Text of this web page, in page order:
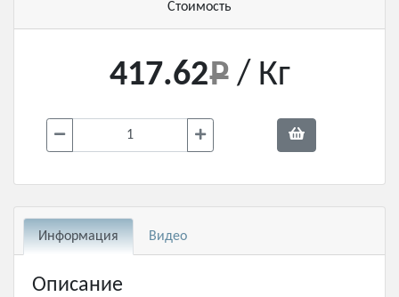
Стоимость
417.62 / Кг
Информация Видео
Описание